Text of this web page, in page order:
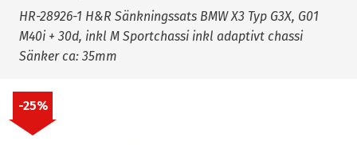
HR-28926-1 H&R Sänkningssats BMW X3 Typ G3X, G01
M40i + 30d, inkl M Sportchassi inkl adaptivt chassi
Sänker ca: 35mm
25%